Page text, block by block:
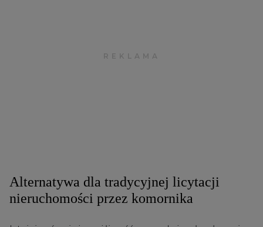
Alternatywa dla tradycyjnej licytacji
nieruchomości przez komornika